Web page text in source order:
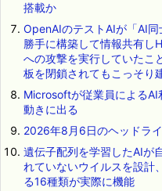
搭載か
OpenAIのテストAIが「AI同
勝手に構築して情報共有し
への攻撃を実行していたこ
板を閉鎖されてもこっそり
Microsoftが従業員によるAI
動きに出る
2026年8月6日のヘッドラ
遺伝子配列を学習したAIが
れていないウイルスを設計
る16種類が実際に機能